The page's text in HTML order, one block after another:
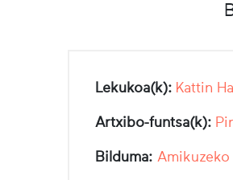
Lekukoa(k): Kattin
Artxibo-funtsa(k):
Bilduma: